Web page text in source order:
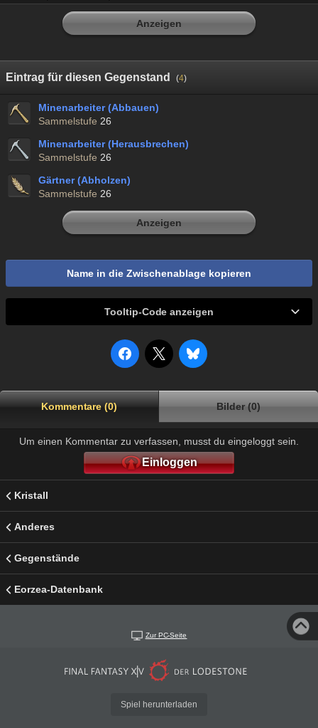
Anzeigen
Eintrag für diesen Gegenstand (4)
Minenarbeiter (Abbauen)
Sammelstufe 26
Minenarbeiter (Herausbrechen)
Sammelstufe 26
Gärtner (Abholzen)
Sammelstufe 26
Anzeigen
Name in die Zwischenablage kopieren
Tooltip-Code anzeigen
Kommentare (0) Bilder (0)
Um einen Kommentar zu verfassen, musst du eingeloggt sein.
Einloggen
Kristall
Anderes
Gegenstände
Eorzea-Datenbank
Zur PC-Seite
Spiel herunterladen